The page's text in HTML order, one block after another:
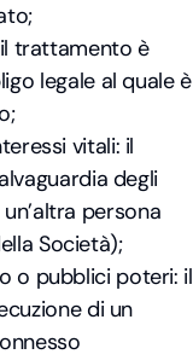
il trattamento è
legale al quale è
vitali: il
degli
persona
Società);
o pubblici poteri: il
di un